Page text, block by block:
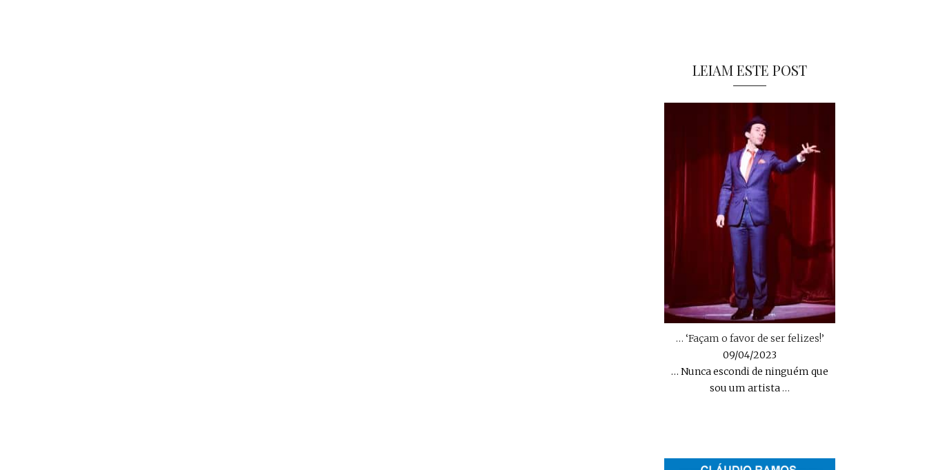
LEIAM ESTE POST
… ‘Façam o favor de ser felizes!’
09/04/2023
… Nunca escondi de ninguém que
sou um artista…